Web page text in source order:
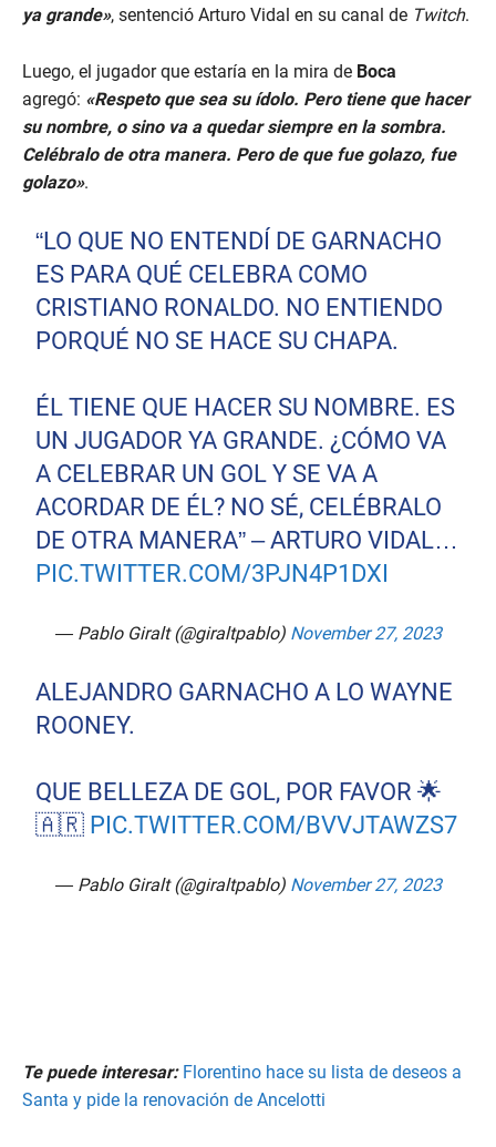
ya grande», sentenció Arturo Vidal en su canal de Twitch.
Luego, el jugador que estaría en la mira de Boca
agregó: «Respeto que sea su ídolo. Pero tiene que hacer
su nombre, o sino va a quedar siempre en la sombra.
Celébralo de otra manera. Pero de que fue golazo, fue
golazo».
“LO QUE NO ENTENDÍ DE GARNACHO
ES PARA QUÉ CELEBRA COMO
CRISTIANO RONALDO. NO ENTIENDO
PORQUÉ NO SE HACE SU CHAPA.
ÉL TIENE QUE HACER SU NOMBRE. ES
UN JUGADOR YA GRANDE. ¿CÓMO VA
A CELEBRAR UN GOL Y SE VA A
ACORDAR DE ÉL? NO SÉ, CELÉBRALO
DE OTRA MANERA” – ARTURO VIDAL…
PIC.TWITTER.COM/3PJN4P1DXI
— Pablo Giralt (@giraltpablo) November 27, 2023
ALEJANDRO GARNACHO A LO WAYNE
ROONEY.
QUE BELLEZA DE GOL, POR FAVOR 🌟
🇦🇷 PIC.TWITTER.COM/BVVJTAWZS7
— Pablo Giralt (@giraltpablo) November 27, 2023
Te puede interesar: Florentino hace su lista de deseos a
Santa y pide la renovación de Ancelotti